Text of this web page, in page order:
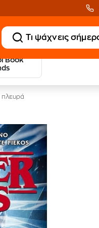
Book
€ Public επιστροφή
με Snappi